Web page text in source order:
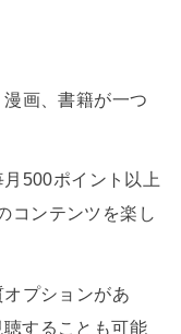
画、書籍が一つ
500ポイント以上
コンテンツを楽し
プションがあ
することも可能